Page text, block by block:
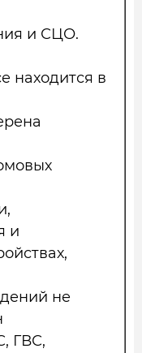
и СЦО.
находится в
и
не
ГВС,